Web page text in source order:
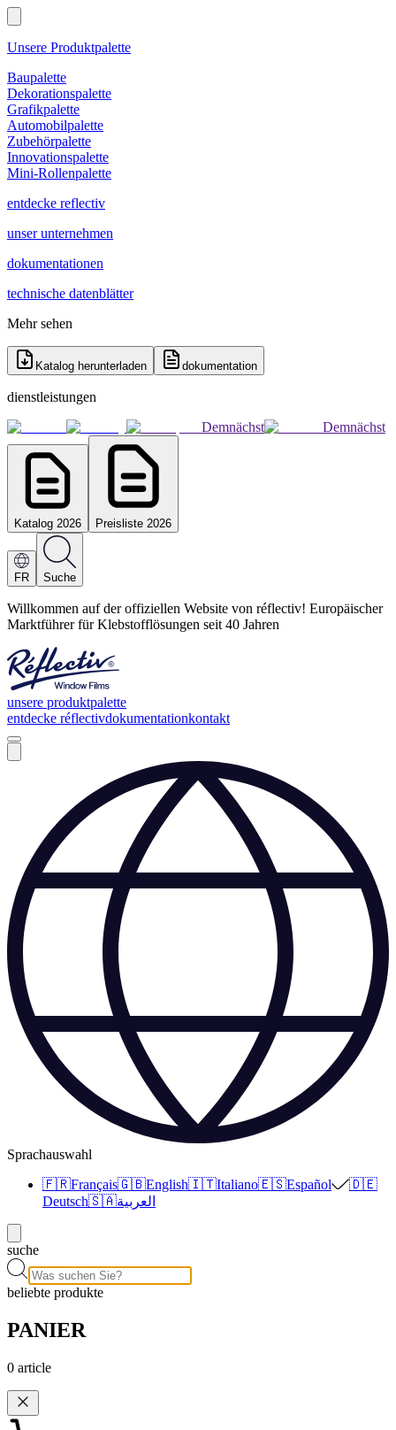
Unsere Produktpalette
Baupalette
Dekorationspalette
Grafikpalette
Automobilpalette
Zubehörpalette
Innovationspalette
Mini-Rollenpalette
entdecke reflectiv
unser unternehmen
dokumentationen
technische datenblätter
Mehr sehen
Katalog herunterladen dokumentation
dienstleistungen
Demnächst
Demnächst
Katalog 2026 Preisliste 2026
FR Suche
Willkommen auf der offiziellen Website von réflectiv! Europäischer
Marktführer für Klebstofflösungen seit 40 Jahren
unsere produktpalette
entdecke réflectivdokumentationkontakt
Sprachauswahl
🇫🇷Français🇬🇧English🇮🇹Italiano🇪🇸Español
🇩🇪
Deutsch🇸🇦العربية
suche
beliebte produkte
PANIER
0 article